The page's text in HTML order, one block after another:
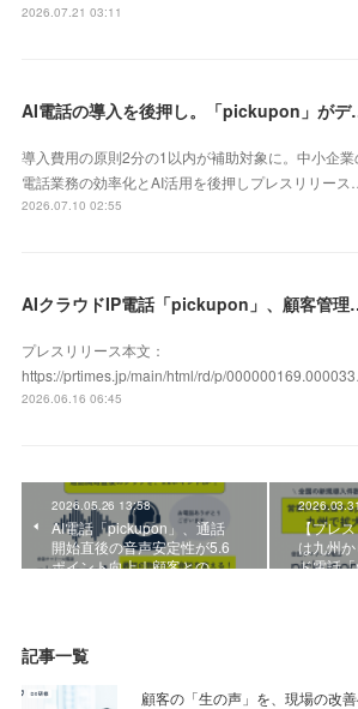
2026.07.21 03:11
AI電話の導入を後押し。「
導入費用の原則2分の1以内が補助対象に。中小企業
電話業務の効率化とAI活用を後押しプレスリリース…
2026.07.10 02:55
AIクラウドIP電話「pickupon」、顧客
プレスリリース本文：
https://prtimes.jp/main/html/rd/p/
2026.06.16 06:45
2026.05.26 13:58
AI電話「pickupon」、通話
開始直後の音声安定性が5.6
ポイント向上｜顧客との…
【プレ
は九州
ド電話
記事一覧
顧客の「生の声」を、現場の改